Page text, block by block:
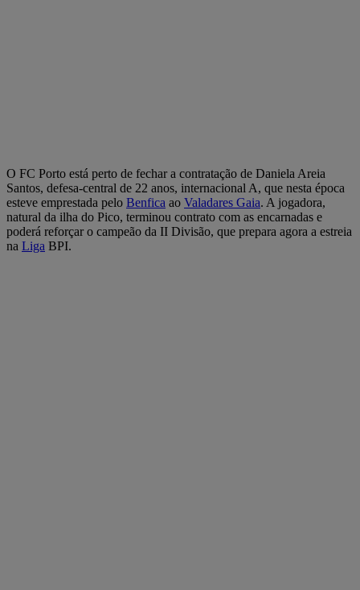
O FC Porto está perto de fechar a contratação de Daniela Areia
Santos, defesa-central de 22 anos, internacional A, que nesta época
esteve emprestada pelo Benfica ao Valadares Gaia. A jogadora,
natural da ilha do Pico, terminou contrato com as encarnadas e
poderá reforçar o campeão da II Divisão, que prepara agora a estreia
na Liga BPI.